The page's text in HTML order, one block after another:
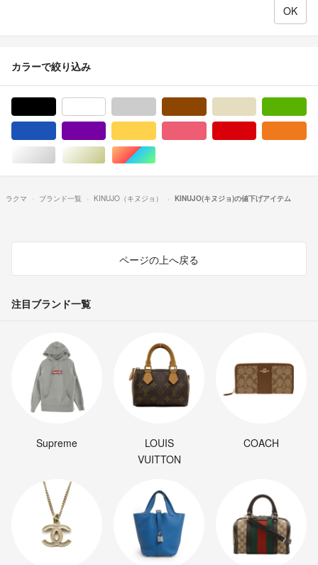
カラーで絞り込み
シルバー/銀色系ゴールド/金色系マルチカラー
ラクマ ブランド一覧 KINUJO（キヌジョ） KINUJO(キヌジョ)の値下げアイテム
ページの上へ戻る
注目ブランド一覧
Supreme
LOUIS
VUITTON
COACH